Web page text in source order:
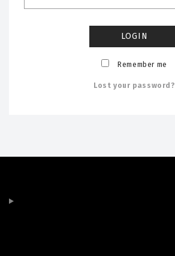
Remember me
Lost your password?